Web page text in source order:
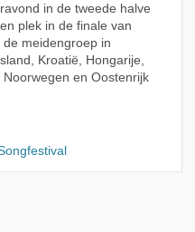
in de tweede halve
plek in de finale van
meidengroep in
Kroatië, Hongarije,
en Oostenrijk